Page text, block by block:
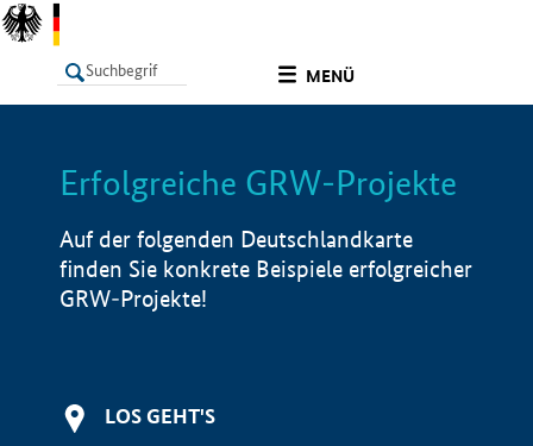
MENÜ
LISTE Info
Erfolgreiche GRW-Projekte
Auf der folgenden Deutschlandkarte
finden Sie konkrete Beispiele erfolgreicher
GRW-Projekte!
LOS GEHT'S